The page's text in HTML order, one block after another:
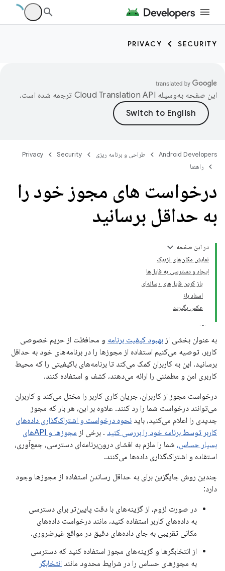
SECURITY
PRIVACY
این صفحه به‌وسیله ترجمه شده است.
Android Developers طراحی و برنامه ریزی Security
Privacy
راهنما
درخواست های مجوز خود را
به حداقل برسانید
در این صفحه
نمایش مکان‌های نزدیک
ایجاد و دسترسی به فایل‌ها
باز کردن فایل‌های رسانه‌ای
اسناد باز
عکس بگیرید
به عنوان بخشی از بهبود کیفیت برنامه و محافظت از حریم خصوصی
کاربر، توصیه می‌کنیم استفاده از مجوزها را در برنامه‌های خود به حداقل
برسانید. این به کاربران کمک می‌کند تا برنامه‌های باکیفیتی را که محیط
کاربری امن و مطمئنی را ارائه می‌دهند، کشف و استفاده کنند.
درخواست مجوز از کاربران، جریان کاری کاربر را مختل می‌کند و کاربران
می‌توانند درخواست شما را رد کنند. علاوه بر این، هر بار که مجوز
جدیدی را اعلام می‌کنید، باید نحوه درخواست و اشتراک‌گذاری داده‌های
کاربر توسط برنامه خود را بررسی کنید . برخی از
مجوزها و APIهای
بسیار حساس، شما را ملزم به افشای درون‌برنامه‌ای دسترسی، جمع‌آوری،
استفاده و اشتراک‌گذاری داده‌ها می‌کنند.
چندین روش جایگزین برای به حداقل رساندن استفاده از مجوزها وجود
دارد:
در صورت لزوم، از گزینه‌های با دقت پایین‌تر برای دسترسی
به داده‌های کاربر استفاده کنید، مانند درخواست داده‌های
مکانی تقریبی به جای داده‌های دقیق در مواقع غیرضروری.
از انتخابگرها و گزینه‌های مجوز استفاده کنید که دسترسی
به مجوزهای حساس را در شرایط محدود مانند انتخابگر